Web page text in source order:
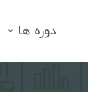
دوره ها